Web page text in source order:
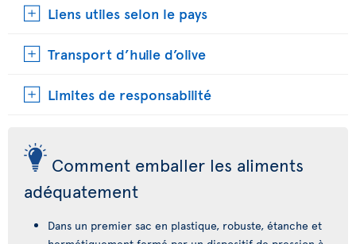
Liens utiles selon le pays
Transport d’huile d’olive
Limites de responsabilité
Comment emballer les aliments
adéquatement
Dans un premier sac en plastique, robuste, étanche et